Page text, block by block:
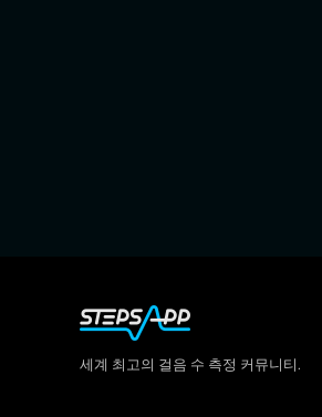
세계 최고의 걸음 수 측정 커뮤니티.